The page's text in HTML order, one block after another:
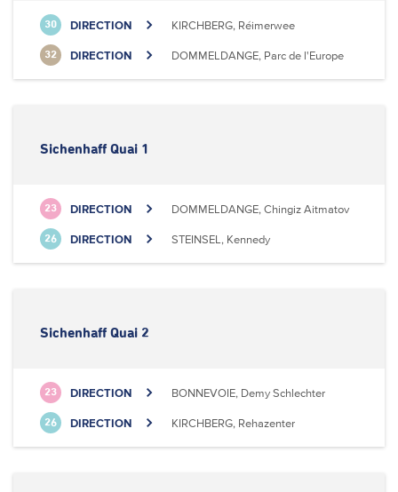
30 DIRECTION KIRCHBERG, Réimerwee
32 DIRECTION DOMMELDANGE, Parc de l'Europe
Sichenhaff Quai 1
23 DIRECTION DOMMELDANGE, Chingiz Aitmatov
26 DIRECTION STEINSEL, Kennedy
Sichenhaff Quai 2
23 DIRECTION BONNEVOIE, Demy Schlechter
26 DIRECTION KIRCHBERG, Rehazenter